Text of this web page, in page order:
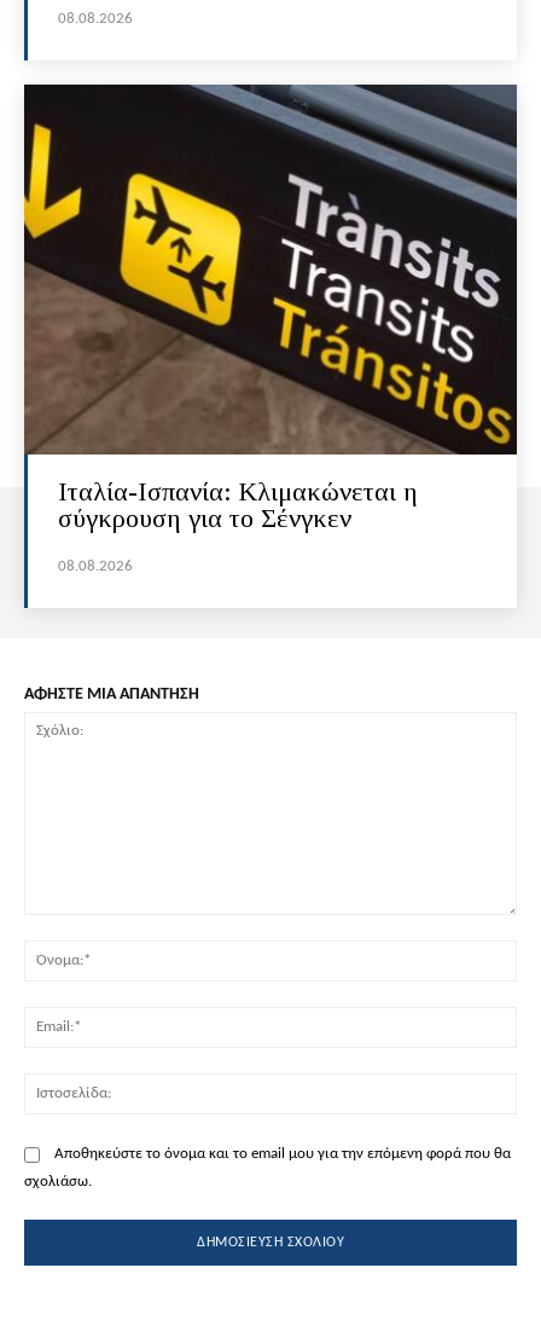
08.08.2026
Ιταλία-Ισπανία: Κλιμακώνεται η
σύγκρουση για το Σένγκεν
08.08.2026
ΑΦΗΣΤΕ ΜΙΑ ΑΠΑΝΤΗΣΗ
Αποθηκεύστε το όνομα και το email μου για την επόμενη φορά που θα
σχολιάσω.